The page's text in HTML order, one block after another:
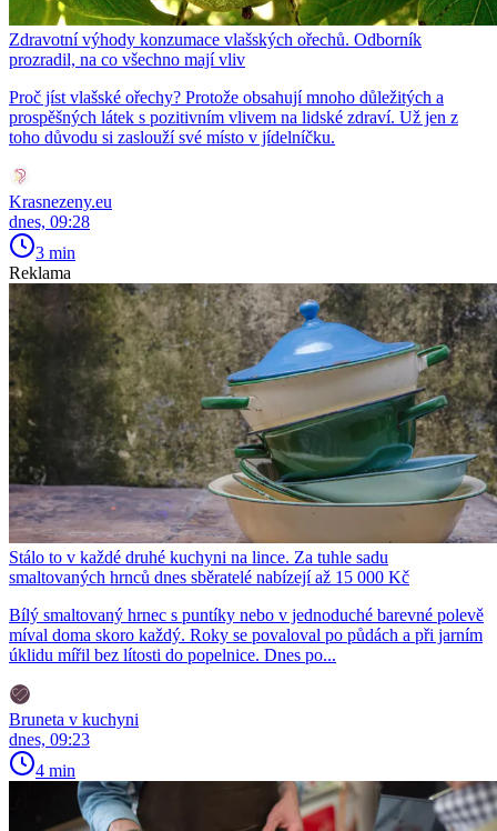
Zdravotní výhody konzumace vlašských ořechů. Odborník
prozradil, na co všechno mají vliv
Proč jíst vlašské ořechy? Protože obsahují mnoho důležitých a
prospěšných látek s pozitivním vlivem na lidské zdraví. Už jen z
toho důvodu si zaslouží své místo v jídelníčku.
Krasnezeny.eu
dnes, 09:28
3 min
Reklama
Stálo to v každé druhé kuchyni na lince. Za tuhle sadu
smaltovaných hrnců dnes sběratelé nabízejí až 15 000 Kč
Bílý smaltovaný hrnec s puntíky nebo v jednoduché barevné polevě
míval doma skoro každý. Roky se povaloval po půdách a při jarním
úklidu mířil bez lítosti do popelnice. Dnes po...
Bruneta v kuchyni
dnes, 09:23
4 min